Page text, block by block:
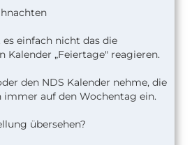
einfach nicht das die
Kalender „Feiertage" reagieren.
den NDS Kalender nehme, die
immer auf den Wochentag ein.
übersehen?